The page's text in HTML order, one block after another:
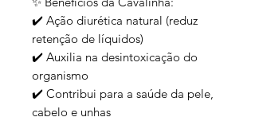
✔️ Ação diurética natural (reduz
retenção de líquidos)
✔️ Auxilia na desintoxicação do
organismo
✔️ Contribui para a saúde da pele,
cabelo e unhas